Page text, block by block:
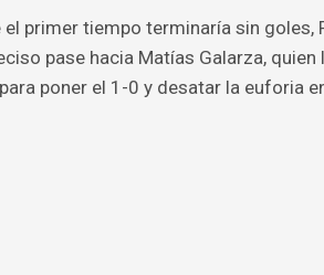
el primer tiempo terminaría sin goles,
pase hacia Matías Galarza,
poner el 1-0 y desatar la euforia